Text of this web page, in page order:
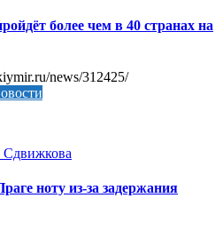
более чем в 40 странах на
news/312425/
Сдвижкова
ноту из-за задержания